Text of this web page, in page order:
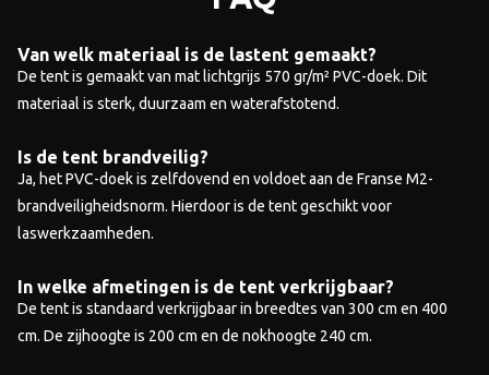
Van welk materiaal is de lastent gemaakt?
De tent is gemaakt van mat lichtgrijs 570 gr/m² PVC-doek. Dit
materiaal is sterk, duurzaam en waterafstotend.
Is de tent brandveilig?
Ja, het PVC-doek is zelfdovend en voldoet aan de Franse M2-
brandveiligheidsnorm. Hierdoor is de tent geschikt voor
laswerkzaamheden.
In welke afmetingen is de tent verkrijgbaar?
De tent is standaard verkrijgbaar in breedtes van 300 cm en 400
cm. De zijhoogte is 200 cm en de nokhoogte 240 cm.